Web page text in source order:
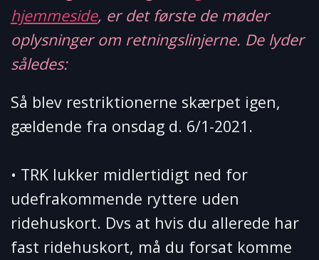
hjemmeside, er det første de møder
oplysninger om retningslinjerne. De lyder
således:
Så blev restriktionerne skærpet igen,
gældende fra onsdag d. 6/1-2021.
• TRK lukker midlertidigt ned for
udefrakommende ryttere uden
ridehuskort. Dvs at hvis du allerede har
fast ridehuskort, må du forsat komme